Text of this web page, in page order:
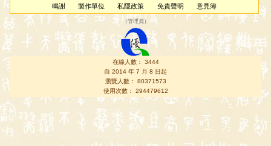
鳴謝
製作單位 私隱政策 免責聲明 意見簿
（管理員 ）
在線人數： 3444
自 2014 年 7 月 8 日起
瀏覽人數： 80371573
使用次數： 294479612